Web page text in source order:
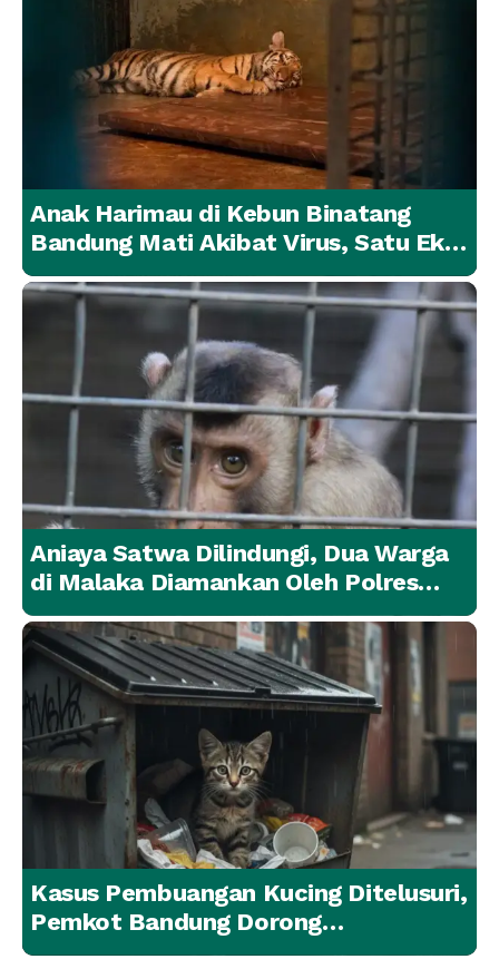
Anak Harimau di Kebun Binatang
Bandung Mati Akibat Virus, Satu Ekor
Lainnya Berangsur Membaik
Aniaya Satwa Dilindungi, Dua Warga
di Malaka Diamankan Oleh Polres
Malaka
Kasus Pembuangan Kucing Ditelusuri,
Pemkot Bandung Dorong
Penanganan Hewan yang